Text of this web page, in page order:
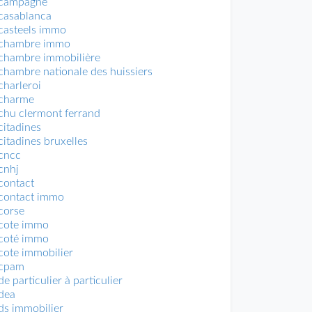
immo
immo
immobilière
nationale des huissiers
clermont ferrand
bruxelles
immo
immo
immo
immobilier
particulier à particulier
immobilier